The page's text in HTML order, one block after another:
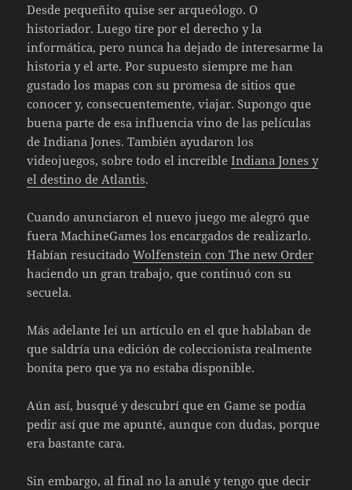
Desde pequeñito quise ser arqueólogo. O
historiador. Luego tire por el derecho y la
informática, pero nunca ha dejado de interesarme la
historia y el arte. Por supuesto siempre me han
gustado los mapas con su promesa de sitios que
conocer y, consecuentemente, viajar. Supongo que
buena parte de esa influencia vino de las películas
de Indiana Jones. También ayudaron los
videojuegos, sobre todo el increíbleIndiana Jones y
el destino de Atlantis.
Cuando anunciaron el nuevo juego me alegró que
fuera MachineGames los encargados de realizarlo.
Habían resucitadoWolfenstein con The new Order
haciendo un gran trabajo, que continuó con su
secuela.
Más adelante leí un artículo en el que hablaban de
que saldría una edición de coleccionista realmente
bonita pero que ya no estaba disponible.
Aún así, busqué y descubrí que en Game se podía
pedir así que me apunté, aunque con dudas, porque
era bastante cara.
Sin embargo, al final no la anulé y tengo que decir